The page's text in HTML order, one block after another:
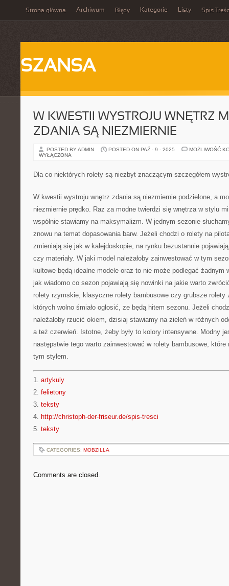
Strona główna Archiwum Błędy Kategorie Listy Spis
SZANSA
W KWESTII WYSTROJU WNĘTRZ
ZDANIA SĄ NIEZMIERNIE
POSTED BY ADMIN POSTED ON PAŹ - 9 - 2025
MOŻLIWOŚĆ
WYŁĄCZONA
Dla co niektórych rolety są niezbyt znaczącym szczegółem
W kwestii wystroju wnętrz zdania są niezmiernie podzielone, a
niezmiernie prędko. Raz za modne twierdzi się wnętrza w stylu
wspólnie stawiamy na maksymalizm. W jednym sezonie
znowu na temat dopasowania barw. Jeżeli chodzi o rolety na
zmieniają się jak w kalejdoskopie, na rynku bezustannie
czy materiały. W jaki model należałoby zainwestować w tym
kultowe będą idealne modele oraz to nie może podlegać żadnym
jak wiadomo co sezon pojawiają się nowinki na jakie warto
rolety rzymskie, klasyczne rolety bambusowe czy grubsze rolety
których wolno śmiało ogłosić, ze będą hitem sezonu. Jeżeli
należałoby rzucić okiem, dzisiaj stawiamy na zieleń w różnych
a też czerwień. Istotne, żeby były to kolory intensywne. Modny
następstwie tego warto zainwestować w rolety bambusowe, które
tym stylem.
1. artykuly
2. felietony
3. teksty
4. http://christoph-der-friseur.de/spis-tresci
5. teksty
CATEGORIES: MOBZILLA
Comments are closed.